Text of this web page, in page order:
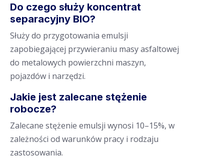
Do czego służy koncentrat
separacyjny BIO?
Służy do przygotowania emulsji
zapobiegającej przywieraniu masy asfaltowej
do metalowych powierzchni maszyn,
pojazdów i narzędzi.
Jakie jest zalecane stężenie
robocze?
Zalecane stężenie emulsji wynosi 10–15%, w
zależności od warunków pracy i rodzaju
zastosowania.